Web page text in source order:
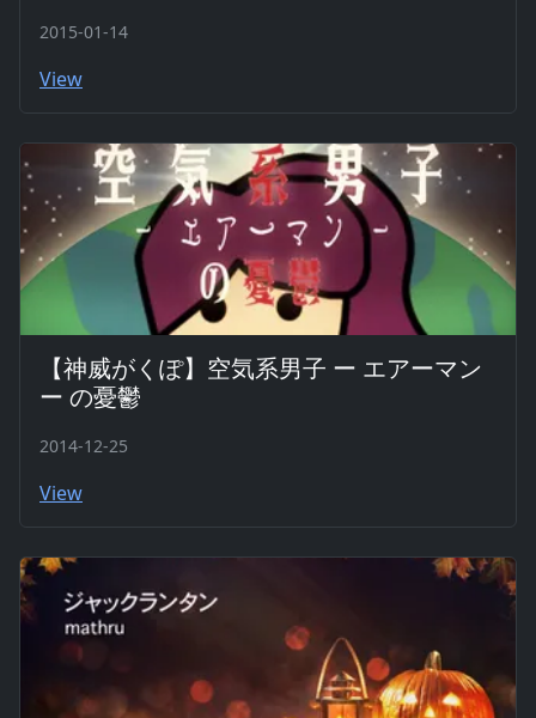
2015-01-14
View
【神威がくぽ】空気系男子 ー エアーマン
ー の憂鬱
2014-12-25
View